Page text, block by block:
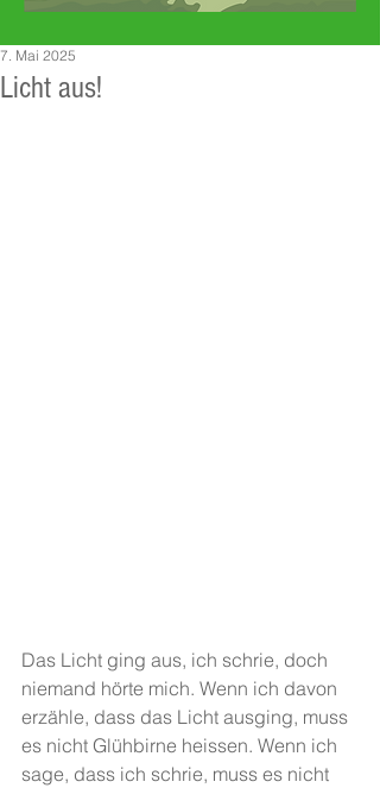
Licht aus!
7. Mai 2025
Das Licht ging aus, ich schrie, doch
niemand hörte mich. Wenn ich davon
erzähle, dass das Licht ausging, muss
es nicht Glühbirne heissen. Wenn ich
sage, dass ich schrie, muss es nicht